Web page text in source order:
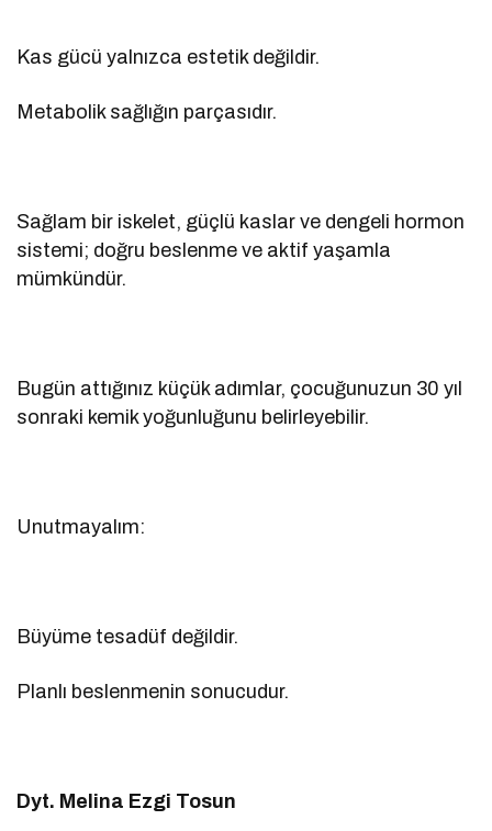
Kas gücü yalnızca estetik değildir.
Metabolik sağlığın parçasıdır.
Sağlam bir iskelet, güçlü kaslar ve dengeli hormon
sistemi; doğru beslenme ve aktif yaşamla
mümkündür.
Bugün attığınız küçük adımlar, çocuğunuzun 30 yıl
sonraki kemik yoğunluğunu belirleyebilir.
Unutmayalım:
Büyüme tesadüf değildir.
Planlı beslenmenin sonucudur.
Dyt. Melina Ezgi Tosun